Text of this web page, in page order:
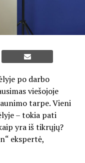
po darbo
viešojoje
tarpe. Vieni
– tokia pati
yra iš tikrųjų?
ekspertė,